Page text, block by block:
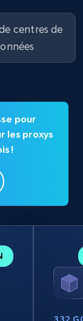
centres de
pour
les proxys
!